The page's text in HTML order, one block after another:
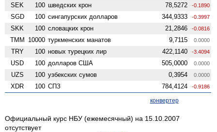
SEK 100 шведских крон 78,5272 -0.1890
SGD 100 сингапурских долларов 344,9333 -0.3997
SKK 100 словацких крон 21,2846 -0.0816
TMM 10000 туркменских манатов 9,7115 0.0000
TRY 100 новых турецких лир 422,1140 -3.4094
USD 100 долларов США 505,0000 0.0000
UZS 100 узбекских сумов 0,3954 0.0000
XDR 100 СПЗ 784,4124 -0.9186
конвертер
Официальный курс НБУ (ежемесячный) на 15.10.2007
отсутствует